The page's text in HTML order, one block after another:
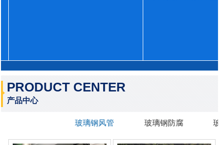
PRODUCT CENTER
产品中心
玻璃钢风管 玻璃钢防腐